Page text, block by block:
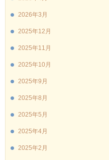
2026年3月
2025年12月
2025年11月
2025年10月
2025年9月
2025年8月
2025年5月
2025年4月
2025年2月